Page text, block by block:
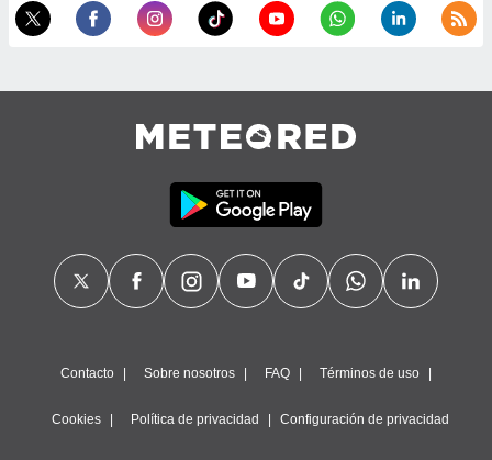
e
mediante
Contacto Sobre nosotros FAQ Términos de uso
Cookies Política de privacidad Configuración de privacidad